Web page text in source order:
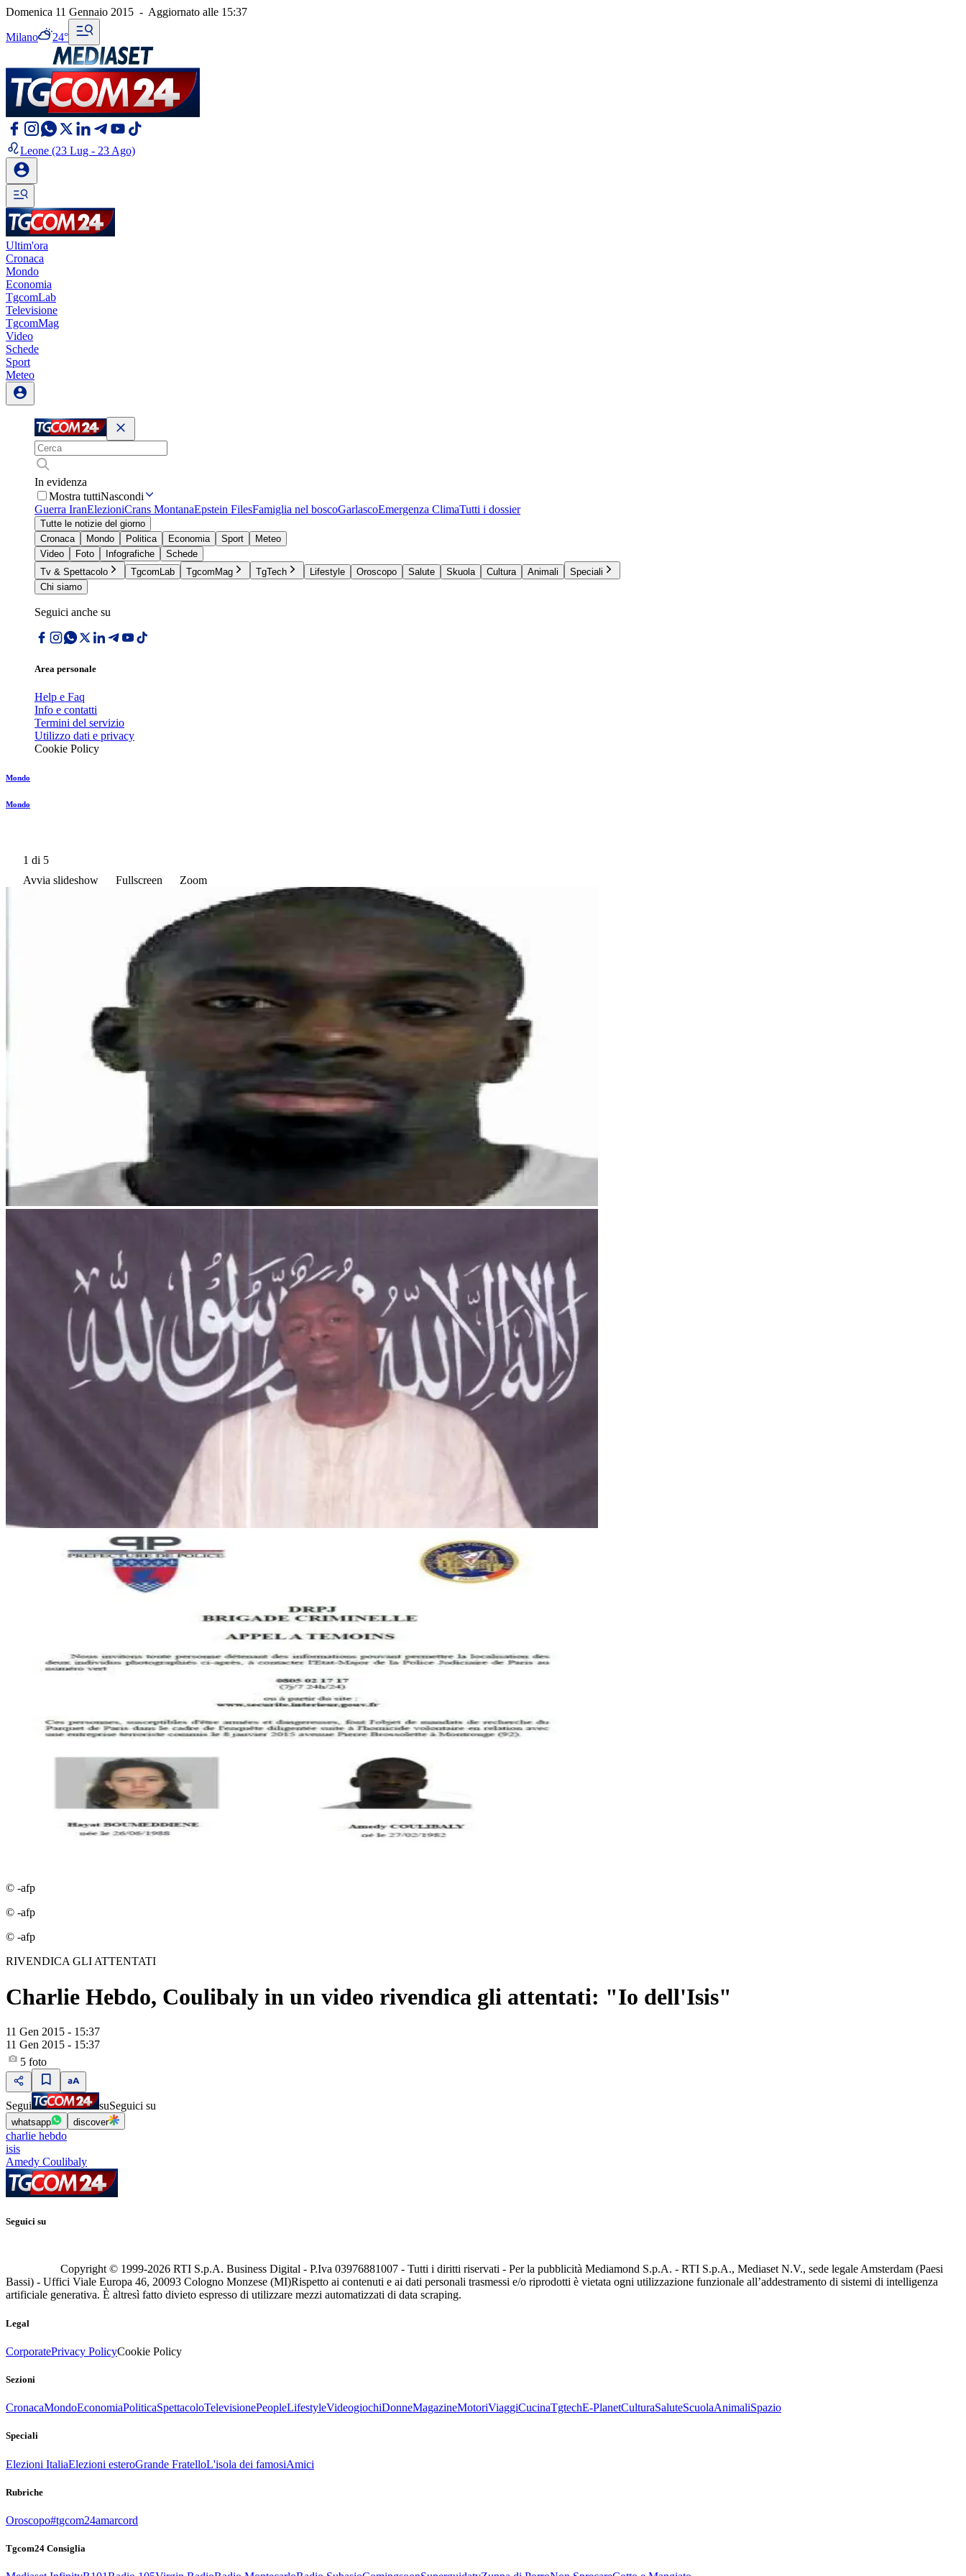
Domenica 11 Gennaio 2015 - Aggiornato alle 15:37
Milano 24°
Leone (23 Lug - 23 Ago)
Ultim'ora
Cronaca
Mondo
Economia
TgcomLab
Televisione
TgcomMag
Video
Schede
Sport
Meteo
In evidenza
Mostra tuttiNascondi
Guerra IranElezioniCrans MontanaEpstein FilesFamiglia nel boscoGarlascoEmergenza ClimaTutti i dossier
Tutte le notizie del giorno
Cronaca
Mondo Politica Economia Sport
Meteo
Video
Foto Infografiche
Schede
Tv & Spettacolo
TgcomLab TgcomMag TgTech Lifestyle Oroscopo Salute Skuola Cultura Animali
Speciali
Chi siamo
Seguici anche su
Area personale
Help e Faq
Info e contatti
Termini del servizio
Utilizzo dati e privacy
Cookie Policy
Mondo
Mondo
1 di 5
Avvia slideshow
Fullscreen Zoom
© -afp
© -afp
© -afp
RIVENDICA GLI ATTENTATI
Charlie Hebdo, Coulibaly in un video rivendica gli attentati: "Io dell'Isis"
11 Gen 2015 - 15:37
11 Gen 2015 - 15:37
5 foto
Segui suSeguici su
whatsapp discover
charlie hebdo
isis
Amedy Coulibaly
Seguici su
Copyright © 1999-2026 RTI S.p.A. Business Digital - P.Iva 03976881007 - Tutti i diritti riservati - Per la pubblicità Mediamond S.p.A. - RTI S.p.A., Mediaset N.V., sede legale Amsterdam (Paesi
Bassi) - Uffici Viale Europa 46, 20093 Cologno Monzese (MI)Rispetto ai contenuti e ai dati personali trasmessi e/o riprodotti è vietata ogni utilizzazione funzionale all’addestramento di sistemi di intelligenza
artificiale generativa. È altresì fatto divieto espresso di utilizzare mezzi automatizzati di data scraping.
Legal
CorporatePrivacy PolicyCookie Policy
Sezioni
CronacaMondoEconomiaPoliticaSpettacoloTelevisionePeopleLifestyleVideogiochiDonneMagazineMotoriViaggiCucinaTgtechE-PlanetCulturaSaluteScuolaAnimaliSpazio
Speciali
Elezioni ItaliaElezioni esteroGrande FratelloL'isola dei famosiAmici
Rubriche
Oroscopo#tgcom24amarcord
Tgcom24 Consiglia